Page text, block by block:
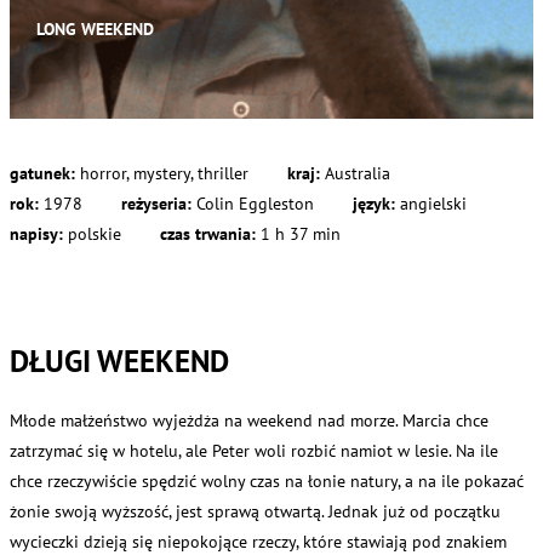
LONG WEEKEND
gatunek: horror, mystery, thriller kraj: Australia
rok: 1978 reżyseria: Colin Eggleston język: angielski
napisy: polskie czas trwania: 1 h 37 min
DŁUGI WEEKEND
Młode małżeństwo wyjeżdża na weekend nad morze. Marcia chce
zatrzymać się w hotelu, ale Peter woli rozbić namiot w lesie. Na ile
chce rzeczywiście spędzić wolny czas na łonie natury, a na ile pokazać
żonie swoją wyższość, jest sprawą otwartą. Jednak już od początku
wycieczki dzieją się niepokojące rzeczy, które stawiają pod znakiem